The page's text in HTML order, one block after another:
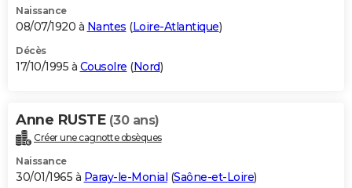
Naissance
08/07/1920 à Nantes (Loire-Atlantique)
Décès
17/10/1995 à Cousolre (Nord)
Anne RUSTE (30 ans)
Créer une cagnotte obsèques
Naissance
30/01/1965 à Paray-le-Monial (Saône-et-Loire)